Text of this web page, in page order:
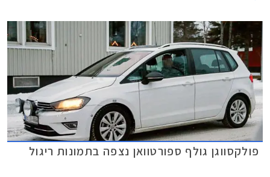
פולקסווגן גולף ספורטוואן נצפה בתמונות ריגול